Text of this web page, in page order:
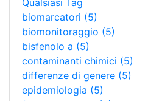
Qualsiasi Tag
biomarcatori (5)
biomonitoraggio (5)
bisfenolo a (5)
contaminanti chimici (5)
differenze di genere (5)
epidemiologia (5)